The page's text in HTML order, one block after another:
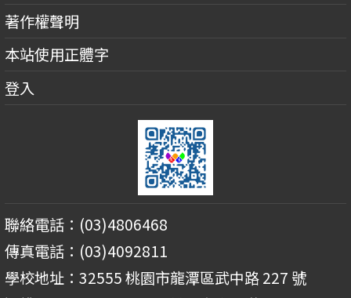
著作權聲明
本站使用正體字
登入
聯絡電話：(03)4806468
傳真電話：(03)4092811
學校地址：32555 桃園市龍潭區武中路 227 號